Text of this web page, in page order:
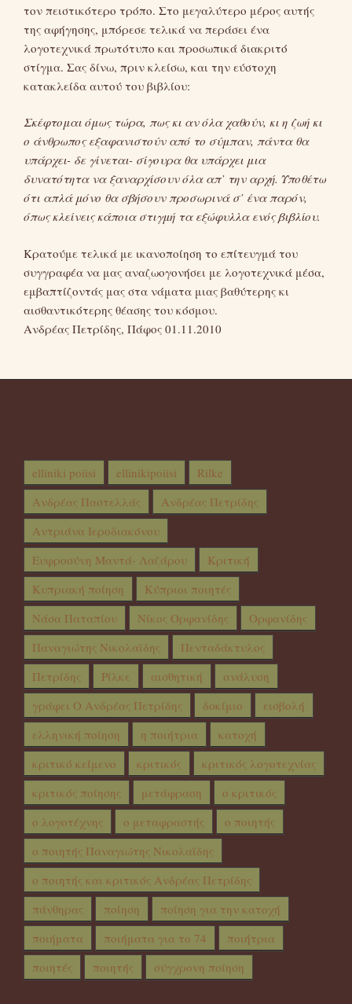
τον πειστικότερο τρόπο. Στο μεγαλύτερο μέρος αυτής
της αφήγησης, μπόρεσε τελικά να περάσει ένα
λογοτεχνικά πρωτότυπο και προσωπικά διακριτό
στίγμα. Σας δίνω, πριν κλείσω, και την εύστοχη
κατακλείδα αυτού του βιβλίου:
Σκέφτομαι όμως τώρα, πως κι αν όλα χαθούν, κι η ζωή κι
ο άνθρωπος εξαφανιστούν από το σύμπαν, πάντα θα
υπάρχει- δε γίνεται- σίγουρα θα υπάρχει μια
δυνατότητα να ξαναρχίσουν όλα απ’ την αρχή. Υποθέτω
ότι απλά μόνο θα σβήσουν προσωρινά σ’ ένα παρόν,
όπως κλείνεις κάποια στιγμή τα εξώφυλλα ενός βιβλίου.
Κρατούμε τελικά με ικανοποίηση το επίτευγμά του
συγγραφέα να μας αναζωογονήσει με λογοτεχνικά μέσα,
εμβαπτίζοντάς μας στα νάματα μιας βαθύτερης κι
αισθαντικότερης θέασης του κόσμου.
Ανδρέας Πετρίδης, Πάφος 01.11.2010
elliniki poiisi ellinikipoiisi
Rilke
Ανδρέας Παστελλάς
Ανδρέας Πετρίδης
Αντριάνα Ιεροδιακόνου
Ευφροσύνη Μαντά- Λαζάρου
Κριτική
Κυπριακή ποίηση
Κύπριοι ποιητές
Νάσα Παταπίου
Νίκος Ορφανίδης
Ορφανίδης
Παναγιώτης Νικολαϊδης
Πενταδάκτυλος
Πετρίδης
Ρίλκε αισθητική
ανάλυση
γράφει Ο Ανδρέας Πετρίδης
δοκίμιο
εισβολή
ελληνική ποίηση
η ποιήτρια
κατοχή
κριτικό κείμενο
κριτικός
κριτικός λογοτεχνίας
κριτικός ποίησης
μετάφραση
ο κριτικός
ο λογοτέχνης
ο μεταφραστής
ο ποιητής
ο ποιητής Παναγιώτης Νικολαϊδης
ο ποιητής και κριτικός Ανδρέας Πετρίδης
πάνθηρας
ποίηση
ποίηση για την κατοχή
ποιήματα
ποιήματα για το 74
ποιήτρια
ποιητές
ποιητής σύγχρονη ποίηση